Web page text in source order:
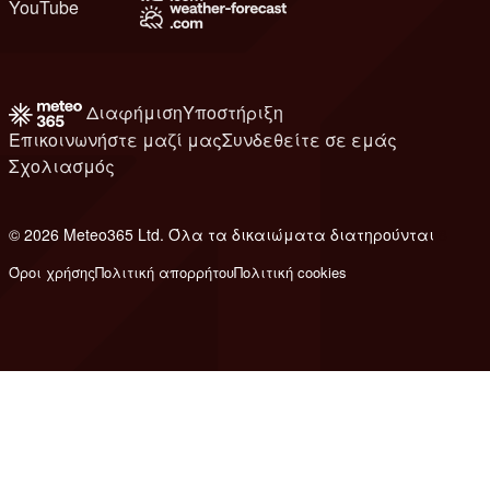
YouTube
ΔιαφήμισηΥποστήριξη
Επικοινωνήστε μαζί μαςΣυνδεθείτε σε εμάς
Σχολιασμός
© 2026 Meteo365 Ltd. Όλα τα δικαιώματα διατηρούνται
Όροι χρήσηςΠολιτική απορρήτουΠολιτική cookies